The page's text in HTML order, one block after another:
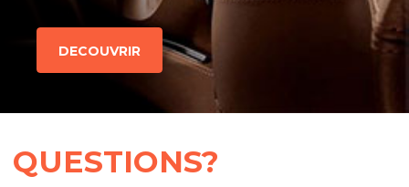
DECOUVRIR
QUESTIONS?